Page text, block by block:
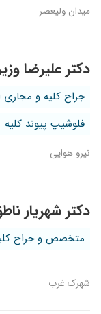
میدان ولیعصر
دکتر علیرضا
جراح کلیه و مجاری
فلوشیپ پیوند کلیه
نیرو هوایی
دکتر شهریار
متخصص و جراح
شهرک غرب